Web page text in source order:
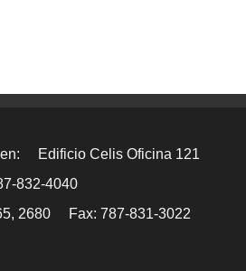
Edificio Celis Oficina 121
832-4040
2680
Fax: 787-831-3022